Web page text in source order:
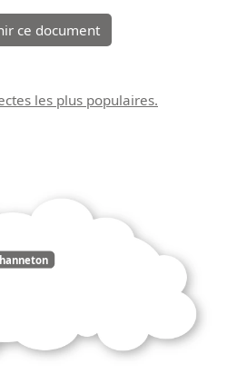
ce document
les plus populaires.
hanneton